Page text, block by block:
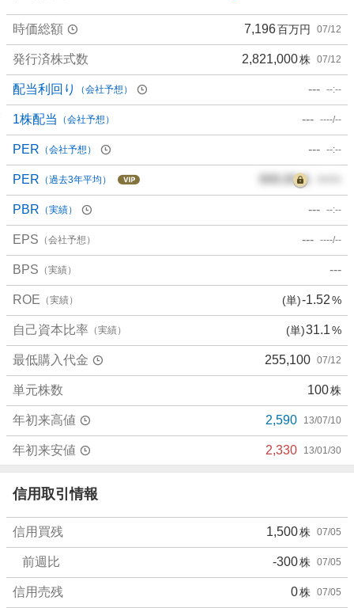
時価総額 7,196百万円 07/12
発行済株式数 2,821,000株 07/12
配当利回り （会社予想） --- --:--
1株配当 （会社予想） --- ----/--
PER （会社予想） --- --:--
PER （過去3年平均） 000.00倍
PBR （実績） --- --:--
EPS （会社予想） --- ----/--
BPS （実績） ---
ROE （実績） (単)-1.52%
自己資本比率 （実績） (単)31.1%
最低購入代金 255,100 07/12
単元株数 100株
年初来高値 2,590 13/07/10
年初来安値 2,330 13/01/30
信用取引情報
信用買残 1,500株 07/05
前週比 -300株 07/05
信用売残 0株 07/05